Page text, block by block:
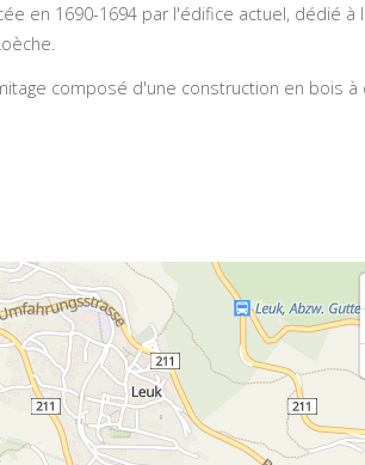
en 1690-1694 par l'édifice actuel, dédié
composé d'une construction en bois